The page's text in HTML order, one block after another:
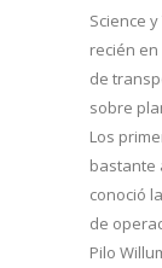
Science
recién
de
sobre
Los
bastante
conoció
de
Pilo